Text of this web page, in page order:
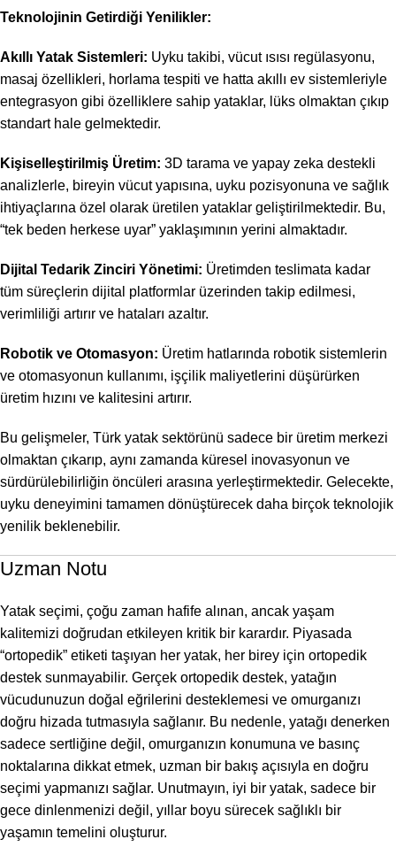
Teknolojinin Getirdiği Yenilikler:
Akıllı Yatak Sistemleri: Uyku takibi, vücut ısısı regülasyonu,
masaj özellikleri, horlama tespiti ve hatta akıllı ev sistemleriyle
entegrasyon gibi özelliklere sahip yataklar, lüks olmaktan çıkıp
standart hale gelmektedir.
Kişiselleştirilmiş Üretim: 3D tarama ve yapay zeka destekli
analizlerle, bireyin vücut yapısına, uyku pozisyonuna ve sağlık
ihtiyaçlarına özel olarak üretilen yataklar geliştirilmektedir. Bu,
“tek beden herkese uyar” yaklaşımının yerini almaktadır.
Dijital Tedarik Zinciri Yönetimi: Üretimden teslimata kadar
tüm süreçlerin dijital platformlar üzerinden takip edilmesi,
verimliliği artırır ve hataları azaltır.
Robotik ve Otomasyon: Üretim hatlarında robotik sistemlerin
ve otomasyonun kullanımı, işçilik maliyetlerini düşürürken
üretim hızını ve kalitesini artırır.
Bu gelişmeler, Türk yatak sektörünü sadece bir üretim merkezi
olmaktan çıkarıp, aynı zamanda küresel inovasyonun ve
sürdürülebilirliğin öncüleri arasına yerleştirmektedir. Gelecekte,
uyku deneyimini tamamen dönüştürecek daha birçok teknolojik
yenilik beklenebilir.
Uzman Notu
Yatak seçimi, çoğu zaman hafife alınan, ancak yaşam
kalitemizi doğrudan etkileyen kritik bir karardır. Piyasada
“ortopedik” etiketi taşıyan her yatak, her birey için ortopedik
destek sunmayabilir. Gerçek ortopedik destek, yatağın
vücudunuzun doğal eğrilerini desteklemesi ve omurganızı
doğru hizada tutmasıyla sağlanır. Bu nedenle, yatağı denerken
sadece sertliğine değil, omurganızın konumuna ve basınç
noktalarına dikkat etmek, uzman bir bakış açısıyla en doğru
seçimi yapmanızı sağlar. Unutmayın, iyi bir yatak, sadece bir
gece dinlenmenizi değil, yıllar boyu sürecek sağlıklı bir
yaşamın temelini oluşturur.